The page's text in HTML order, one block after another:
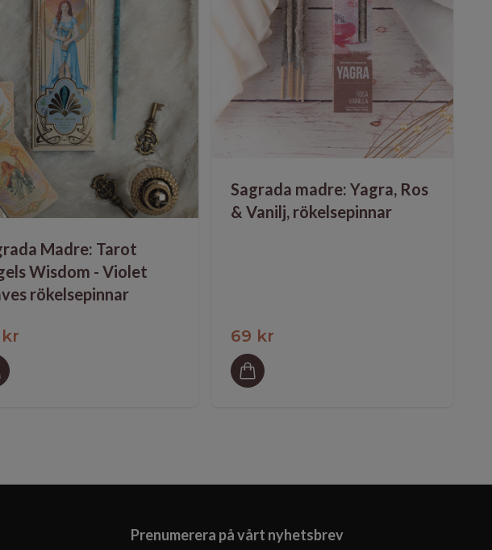
Madre: Tarot
Wisdom - Violet
rökelsepinnar
Sagrada madre: Yagra, Ros
& Vanilj, rökelsepinnar
69 kr
Prenumerera på vårt nyhetsbrev